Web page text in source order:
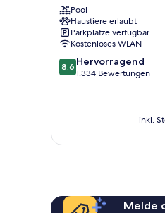
Metropole
Stadtzentrum
von
Brighton
Pool
Haustiere erlaubt
Parkplätze verfügbar
Kostenloses WLAN
8.6
von
8,6 Hervorragend
1.334 Bewertungen
inkl.
Melde